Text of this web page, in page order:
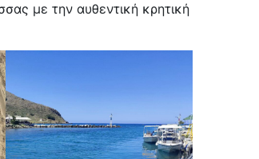
με την αυθεντική κρητική